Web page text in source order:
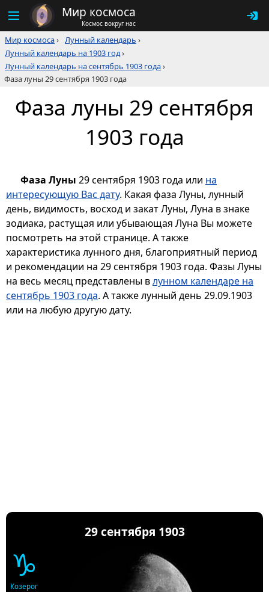
Мир космоса
Космос вокруг нас
Мир космоса› Лунный календарь ›
Лунный календарь на 1903 год›
Лунный календарь на сентябрь 1903 года›
Фаза луны 29 сентября 1903 года
Фаза луны 29 сентября
1903 года
Фаза Луны 29 сентября 1903 года или на
интересующую Вас дату. Какая фаза Луны, лунный
день, видимость, восход и закат Луны, Луна в знаке
зодиака, растущая или убывающая Луна Вы можете
посмотреть на этой странице. А также
характеристика лунного дня, благоприятный период
и рекомендации на 29 сентября 1903 года. Фазы Луны
на весь месяц представлены влунном календаре на
сентябрь 1903 года. А также лунный день 29.09.1903
или на любую другую дату.
29 сентября 1903
♑
Козерог